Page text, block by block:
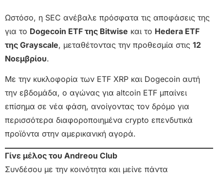
Ωστόσο, η SEC ανέβαλε πρόσφατα τις αποφάσεις της
για το Dogecoin ETF της Bitwise και το Hedera ETF
της Grayscale, μεταθέτοντας την προθεσμία στις 12
Νοεμβρίου.
Με την κυκλοφορία των ETF XRP και Dogecoin αυτή
την εβδομάδα, ο αγώνας για altcoin ETF μπαίνει
επίσημα σε νέα φάση, ανοίγοντας τον δρόμο για
περισσότερα διαφοροποιημένα crypto επενδυτικά
προϊόντα στην αμερικανική αγορά.
Γίνε μέλος του Andreou Club
Συνδέσου με την κοινότητα και μείνε πάντα